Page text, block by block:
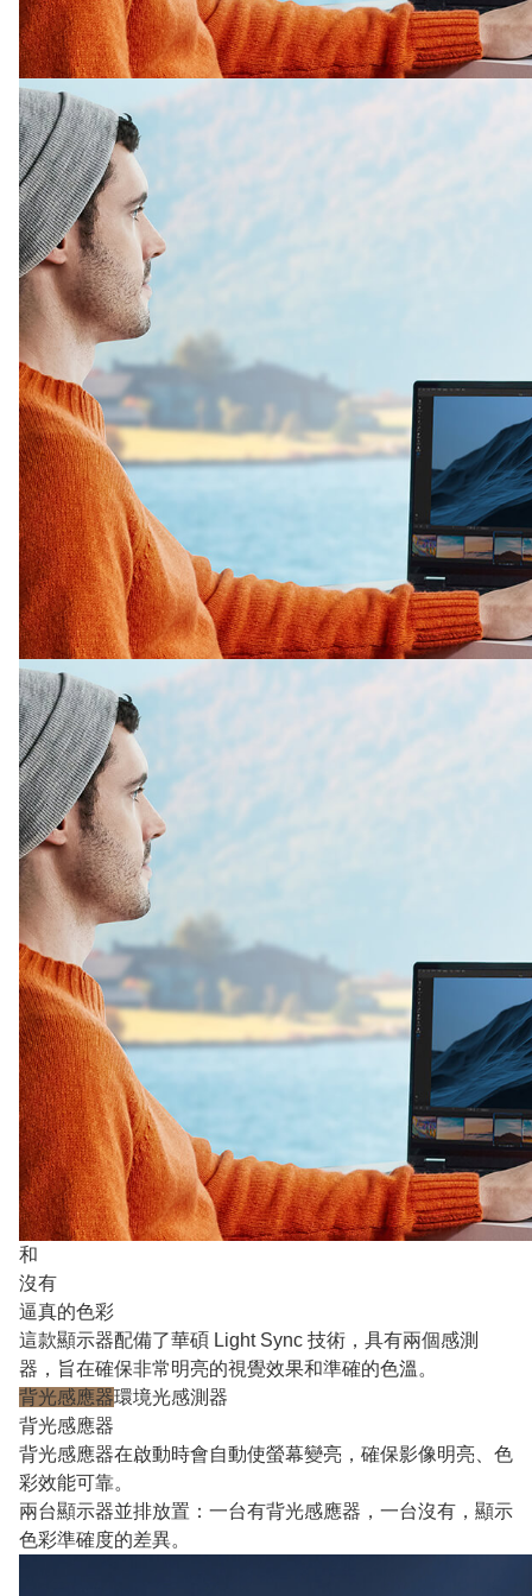
和
沒有
逼真的色彩
這款顯示器配備了華碩 Light Sync 技術，具有兩個感測
器，旨在確保非常明亮的視覺效果和準確的色溫。
背光感應器環境光感測器
背光感應器
背光感應器在啟動時會自動使螢幕變亮，確保影像明亮、色
彩效能可靠。
兩台顯示器並排放置：一台有背光感應器，一台沒有，顯示
色彩準確度的差異。